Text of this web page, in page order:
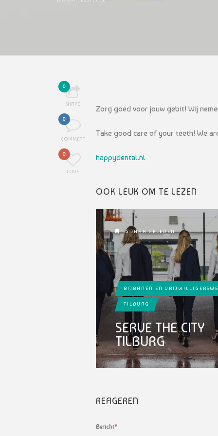
0
SHARE
0
COMMENT
0
LOVE
Zorg goed voor jouw gebit! Wij
Take good care of your teeth! We
happydental.nl
OOK LEUK OM TE LEZEN
5 JAAR GELEDEN
BIJBANEN EN
TILBURG
SERVE THE CITY
TILBURG
REAGEREN
Bericht*